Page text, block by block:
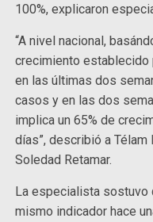
100%, explicaron
“A nivel nacional,
crecimiento
en las últimas dos
casos y en las dos
implica un 65% de
días”, describió a
Soledad Retamar.
La especialista sostuvo
mismo indicador hace